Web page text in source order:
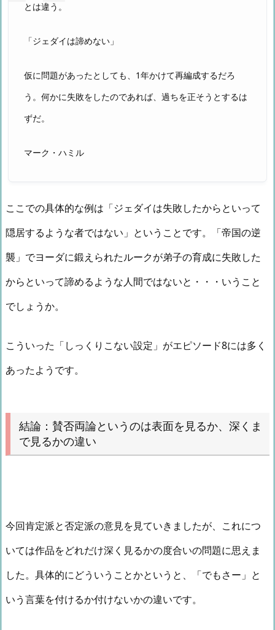
とは違う。
「ジェダイは諦めない」
仮に問題があったとしても、1年かけて再編成するだろ
う。何かに失敗をしたのであれば、過ちを正そうとするは
ずだ。
マーク・ハミル
ここでの具体的な例は「ジェダイは失敗したからといって
隠居するような者ではない」ということです。「帝国の逆
襲」でヨーダに鍛えられたルークが弟子の育成に失敗した
からといって諦めるような人間ではないと・・・いうこと
でしょうか。
こういった「しっくりこない設定」がエピソード8には多く
あったようです。
結論：賛否両論というのは表面を見るか、深くま
で見るかの違い
今回肯定派と否定派の意見を見ていきましたが、これにつ
いては作品をどれだけ深く見るかの度合いの問題に思えま
した。具体的にどういうことかというと、「でもさー」と
いう言葉を付けるか付けないかの違いです。